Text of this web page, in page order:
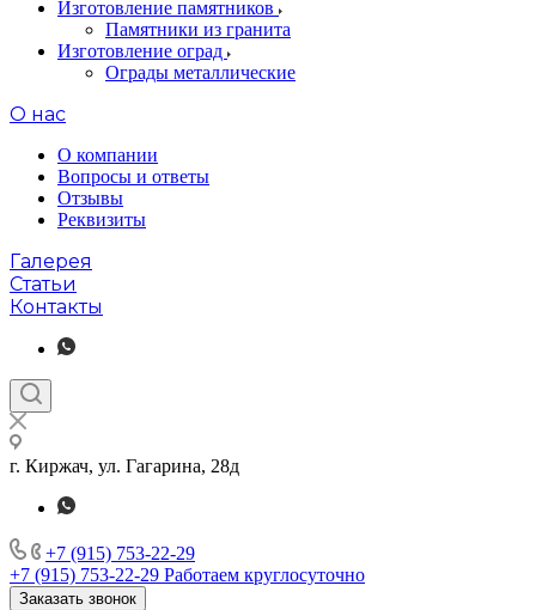
Изготовление памятников
Памятники из гранита
Изготовление оград
Ограды металлические
О нас
О компании
Вопросы и ответы
Отзывы
Реквизиты
Галерея
Статьи
Контакты
г. Киржач, ул. Гагарина, 28д
+7 (915) 753-22-29
+7 (915) 753-22-29 Работаем круглосуточно
Заказать звонок